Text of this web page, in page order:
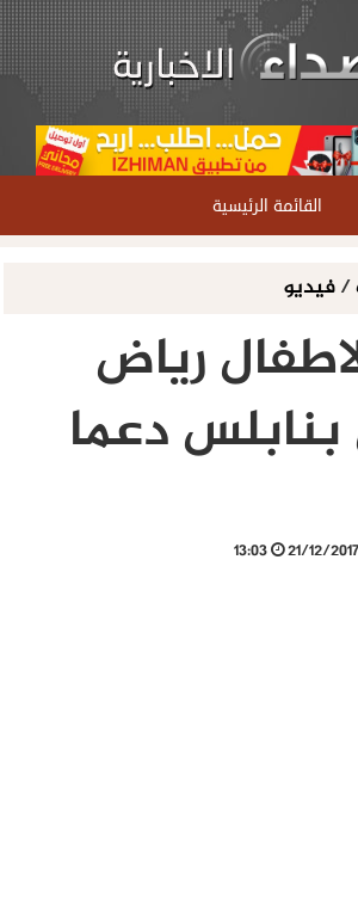
القائمة الرئيسية
/فيديو
رياض
بنابلس دعما